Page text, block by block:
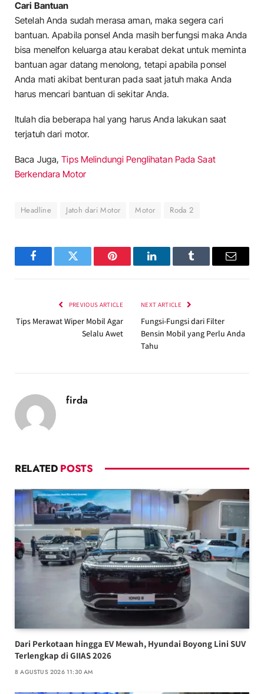
Cari Bantuan
Setelah Anda sudah merasa aman, maka segera cari
bantuan. Apabila ponsel Anda masih berfungsi maka Anda
bisa menelfon keluarga atau kerabat dekat untuk meminta
bantuan agar datang menolong, tetapi apabila ponsel
Anda mati akibat benturan pada saat jatuh maka Anda
harus mencari bantuan di sekitar Anda.
Itulah dia beberapa hal yang harus Anda lakukan saat
terjatuh dari motor.
Baca Juga,Tips Melindungi Penglihatan Pada Saat
Berkendara Motor
Headline Jatoh dari Motor Motor Roda 2
FacebookTwitter Pinterest LinkedInTumblr Email
PREVIOUS ARTICLE
Tips Merawat Wiper Mobil Agar
Selalu Awet
NEXT ARTICLE
Fungsi-Fungsi dari Filter
Bensin Mobil yang Perlu Anda
Tahu
firda
RELATED POSTS
Dari Perkotaan hingga EV Mewah, Hyundai Boyong Lini SUV
Terlengkap di GIIAS 2026
8 AGUSTUS 2026 11:30 AM